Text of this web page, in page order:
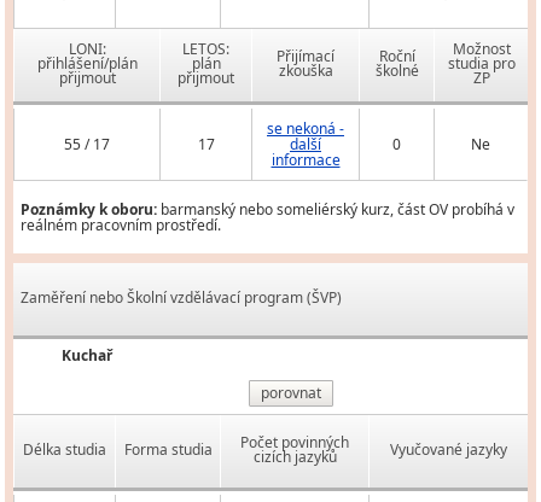
LONI:
přihlášení/plán
přijmout
LETOS:
plán
přijmout
Přijímací
zkouška
Roční
školné
Možnost
studia pro
ZP
55 / 17 17
se nekoná -
další
informace
0 Ne
Poznámky k oboru: barmanský nebo someliérský kurz, část OV probíhá v
reálném pracovním prostředí.
Zaměření nebo Školní vzdělávací program (ŠVP)
Kuchař
porovnat
Délka studia Forma studia Počet povinných
cizích jazyků Vyučované jazyky